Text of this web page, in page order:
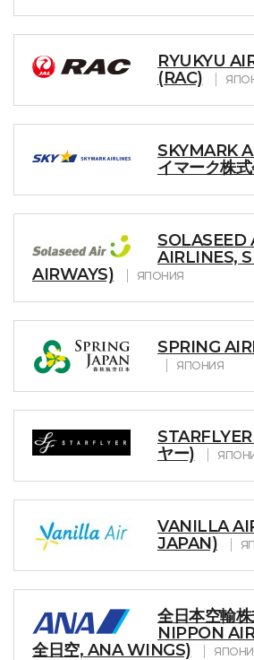
RYUKYU
(RAC)
SKYMARK
イマーク株
SOLASEED
AIRLINES,
AIRWAYS)
ЯПОНИЯ
SPRING
ЯПОНИЯ
ヤー)
VANILLA
JAPAN)
全日本空輸
NIPPON
全日空, ANA WINGS)